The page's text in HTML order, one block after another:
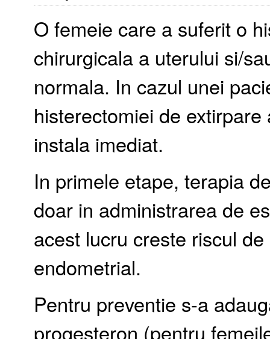
O femeie care a suferit o
chirurgicala a uterului si/
normala. In cazul unei
histerectomiei de
instala imediat.
In primele etape, terapia
doar in administrarea de
acest lucru creste riscul
endometrial.
Pentru preventie s-a
progesteron (pentru